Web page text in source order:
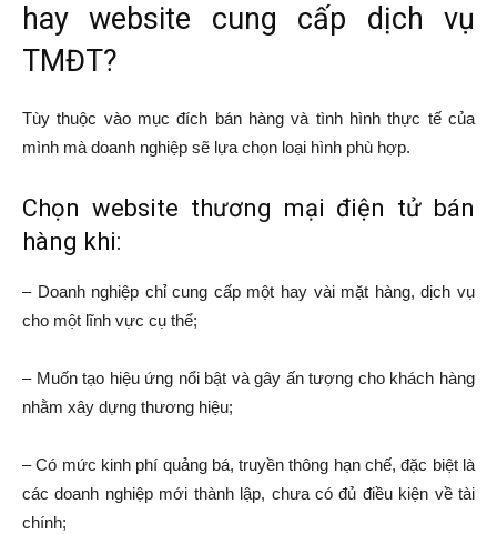
hay website cung cấp dịch vụ
TMĐT?
Tùy thuộc vào mục đích bán hàng và tình hình thực tế của
mình mà doanh nghiệp sẽ lựa chọn loại hình phù hợp.
Chọn website thương mại điện tử bán
hàng khi:
– Doanh nghiệp chỉ cung cấp một hay vài mặt hàng, dịch vụ
cho một lĩnh vực cụ thể;
– Muốn tạo hiệu ứng nổi bật và gây ấn tượng cho khách hàng
nhằm xây dựng thương hiệu;
– Có mức kinh phí quảng bá, truyền thông hạn chế, đặc biệt là
các doanh nghiệp mới thành lập, chưa có đủ điều kiện về tài
chính;